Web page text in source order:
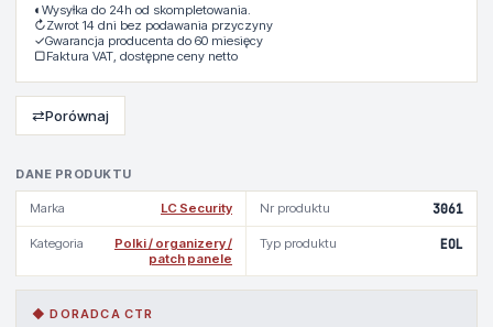
DANE PRODUKTU
Marka LC Security Nr produktu 3061
Kategoria
Polki / organizery /
patch panele
Typ produktu EOL
◆ DORADCA CTR
◐ Wysyłka do 24h od skompletowania.
↻Zwrot 14 dni bez podawania przyczyny
✓Gwarancja producenta do 60 miesięcy
▢Faktura VAT, dostępne ceny netto
⇄Porównaj